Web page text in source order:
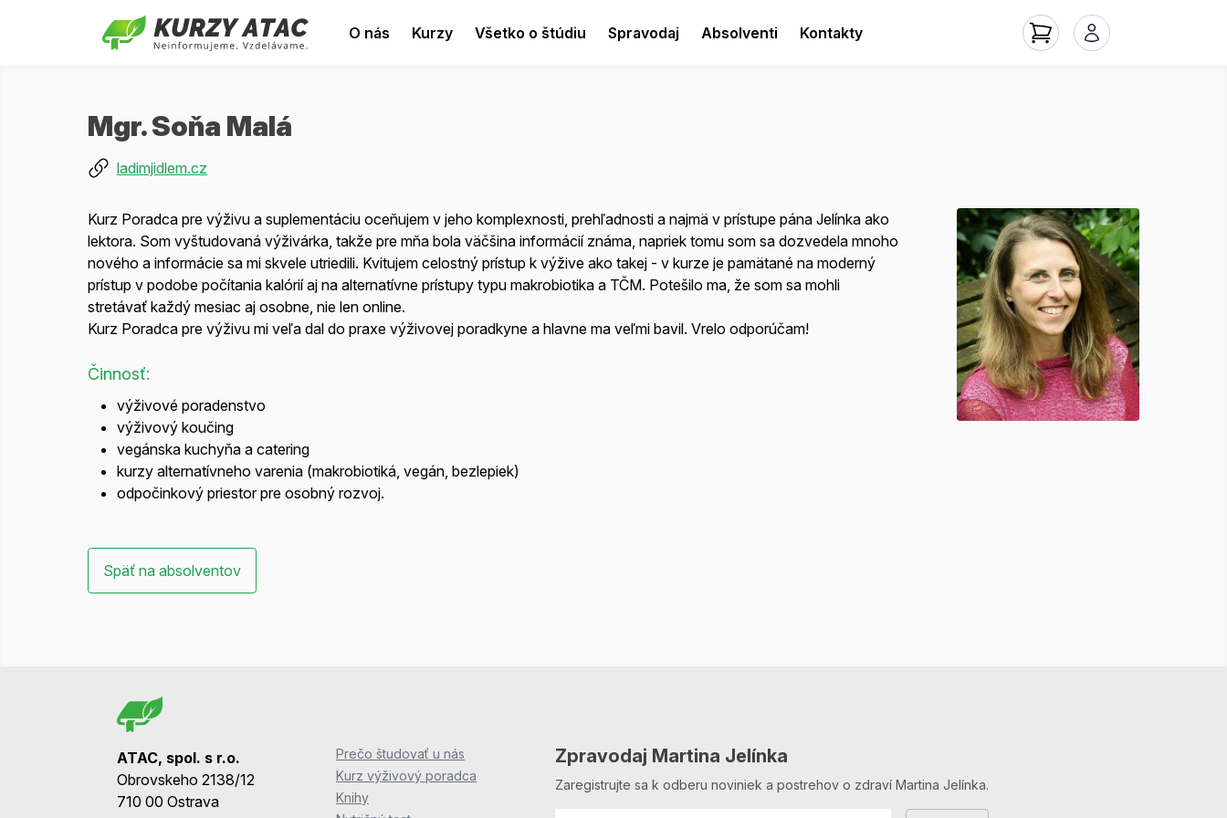
O nás Kurzy Všetko o štúdiu Spravodaj Absolventi Kontakty
Mgr. Soňa Malá
ladimjidlem.cz
Kurz Poradca pre výživu a suplementáciu oceňujem v jeho komplexnosti, prehľadnosti a najmä v prístupe pána Jelínka ako
lektora. Som vyštudovaná výživárka, takže pre mňa bola väčšina informácií známa, napriek tomu som sa dozvedela mnoho
nového a informácie sa mi skvele utriedili. Kvitujem celostný prístup k výžive ako takej - v kurze je pamätané na moderný
prístup v podobe počítania kalórií aj na alternatívne prístupy typu makrobiotika a TČM. Potešilo ma, že som sa mohli
stretávať každý mesiac aj osobne, nie len online.
Kurz Poradca pre výživu mi veľa dal do praxe výživovej poradkyne a hlavne ma veľmi bavil. Vrelo odporúčam!
Činnosť:
výživové poradenstvo
výživový koučing
vegánska kuchyňa a catering
kurzy alternatívneho varenia (makrobiotiká, vegán, bezlepiek)
odpočinkový priestor pre osobný rozvoj.
Späť na absolventov
ATAC, spol. s r.o.
Obrovskeho 2138/12
710 00 Ostrava
Prečo študovať u nás
Kurz výživový poradca
Knihy
Zpravodaj Martina Jelínka
Zaregistrujte sa k odberu noviniek a postrehov o zdraví Martina Jelínka.